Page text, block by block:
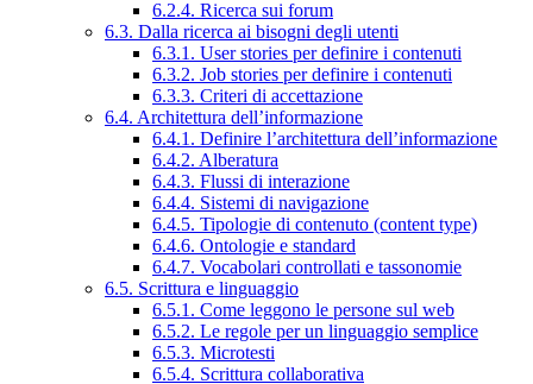
6.2.4. Ricerca sui forum
6.3. Dalla ricerca ai bisogni degli utenti
6.3.1. User stories per definire i contenuti
6.3.2. Job stories per definire i contenuti
6.3.3. Criteri di accettazione
6.4. Architettura dell’informazione
6.4.1. Definire l’architettura dell’informazione
6.4.2. Alberatura
6.4.3. Flussi di interazione
6.4.4. Sistemi di navigazione
6.4.5. Tipologie di contenuto (content type)
6.4.6. Ontologie e standard
6.4.7. Vocabolari controllati e tassonomie
6.5. Scrittura e linguaggio
6.5.1. Come leggono le persone sul web
6.5.2. Le regole per un linguaggio semplice
6.5.3. Microtesti
6.5.4. Scrittura collaborativa